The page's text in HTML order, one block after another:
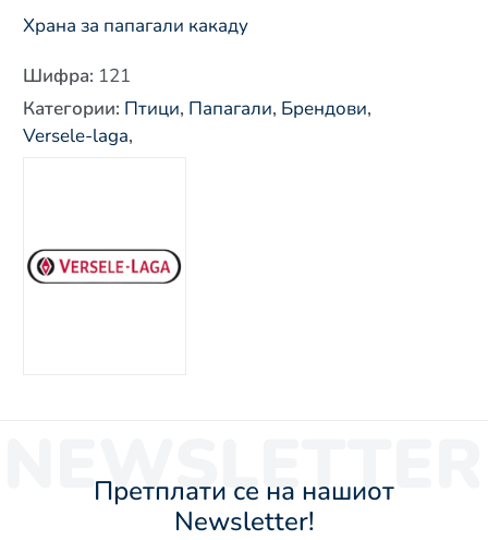
Храна за папагали какаду
Шифра: 121
Категории: Птици, Папагали, Брендови,
Versele-laga,
NEWSLETTER
Претплати се на нашиот
Newsletter!